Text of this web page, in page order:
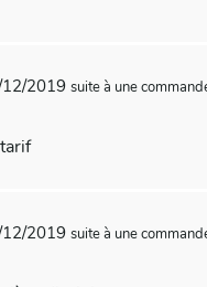
12/2019 suite à une
12/2019 suite à une